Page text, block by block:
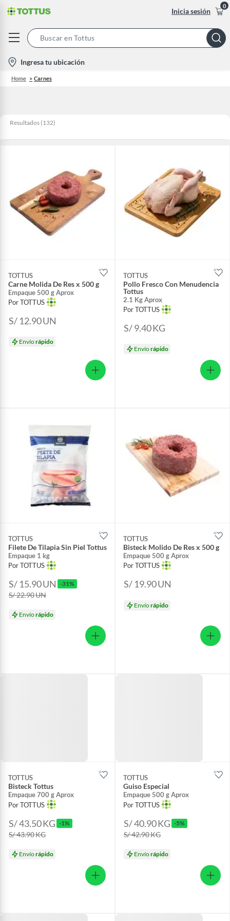
Inicia sesión
0
Bar
location-
icon
Ingresa tu ubicación
Home Carnes
Resultados (132)
TOTTUS
Carne Molida De Res x 500 g
Empaque 500 g Aprox
Por TOTTUS
S/ 12.90UN
Envíorápido
TOTTUS
Pollo Fresco Con Menudencia
Tottus
2.1 Kg Aprox
Por TOTTUS
S/ 9.40KG
Envíorápido
TOTTUS
Filete De Tilapia Sin Piel Tottus
Empaque 1 kg
Por TOTTUS
S/ 15.90UN -31%
S/ 22.90UN
Envíorápido
TOTTUS
Bisteck Molido De Res x 500 g
Empaque 500 g Aprox
Por TOTTUS
S/ 19.90UN
Envíorápido
TOTTUS
Bisteck Tottus
Empaque 700 g Aprox
Por TOTTUS
S/ 43.50KG -1%
S/ 43.90KG
Envíorápido
TOTTUS
Guiso Especial
Empaque 500 g Aprox
Por TOTTUS
S/ 40.90KG -5%
S/ 42.90KG
Envíorápido